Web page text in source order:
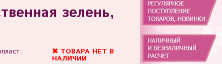
зелень,
✖ ТОВАРА НЕТ В
НАЛИЧИИ